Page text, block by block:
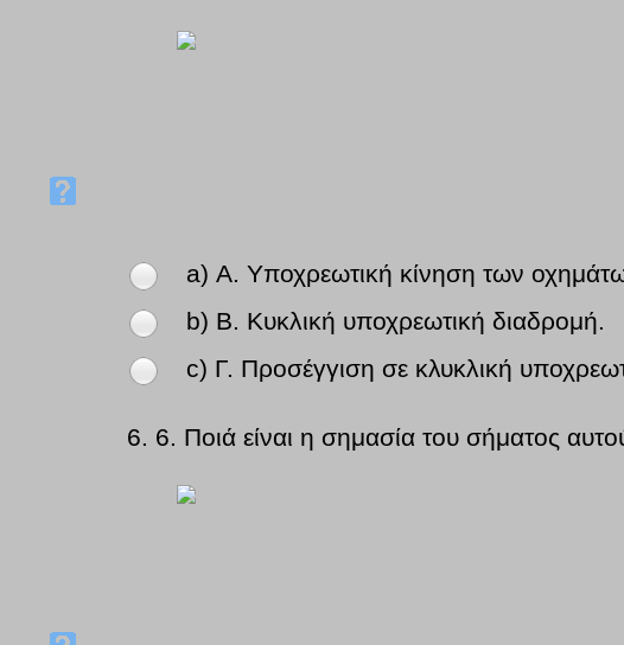
a) Α. Υποχρεωτική κίνηση των
b) Β. Κυκλική υποχρεωτική διαδρομή.
c) Γ. Προσέγγιση σε κλυκλική
6. 6. Ποιά είναι η σημασία του σήματος